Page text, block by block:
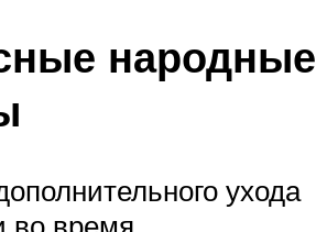
народные
ухода